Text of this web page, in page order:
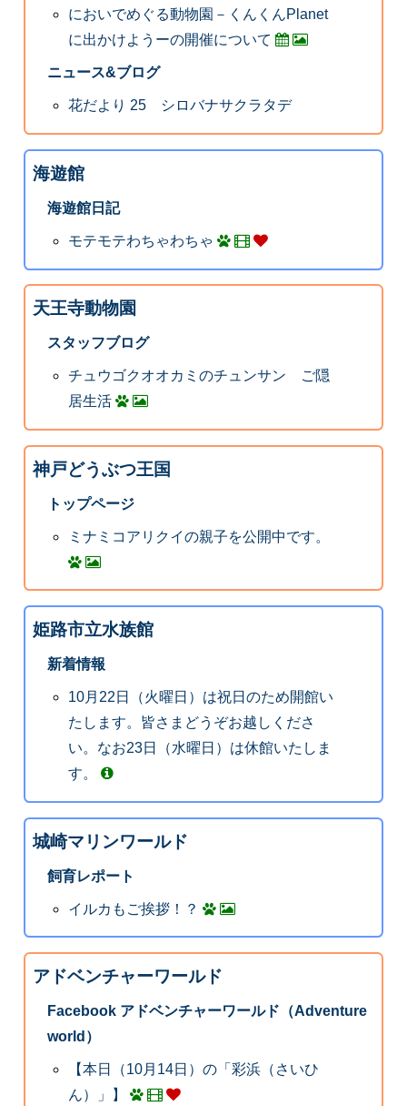
においでめぐる動物園－くんくんPlanet
に出かけようーの開催について
ニュース&ブログ
花だより 25 シロバナサクラタデ
海遊館
海遊館日記
モテモテわちゃわちゃ
天王寺動物園
スタッフブログ
チュウゴクオオカミのチュンサン ご隠
居生活
神戸どうぶつ王国
トップページ
ミナミコアリクイの親子を公開中です。
姫路市立水族館
新着情報
10月22日（火曜日）は祝日のため開館い
たします。皆さまどうぞお越しくださ
い。なお23日（水曜日）は休館いたしま
す。
城崎マリンワールド
飼育レポート
イルカもご挨拶！？
アドベンチャーワールド
Facebook アドベンチャーワールド（Adventure
world）
【本日（10月14日）の「彩浜（さいひ
ん）」】